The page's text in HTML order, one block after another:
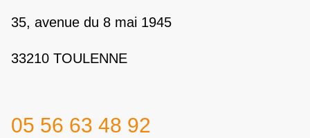
35, avenue du 8 mai 1945
33210 TOULENNE
05 56 63 48 92